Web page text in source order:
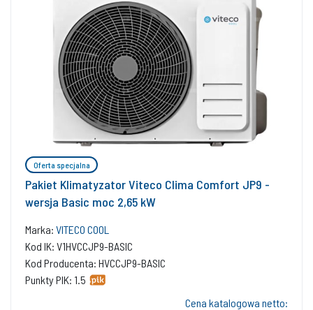
Oferta specjalna
Pakiet Klimatyzator Viteco Clima Comfort JP9 -
wersja Basic moc 2,65 kW
Marka: VITECO COOL
Kod IK: V1HVCCJP9-BASIC
Kod Producenta: HVCCJP9-BASIC
Punkty PIK: 1.5
Cena katalogowa netto: